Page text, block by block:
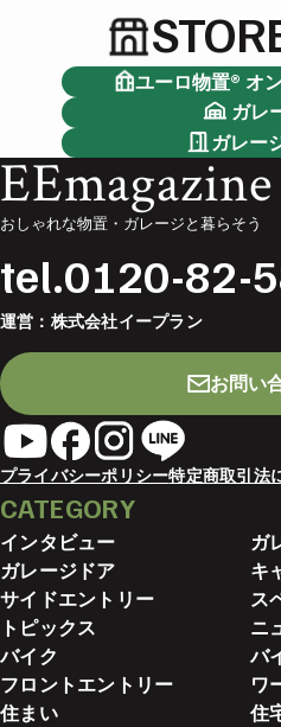
ユーロ物置® オ
ガレ
ガレー
EEmagazine
おしゃれな物置・ガレージと暮らそう
tel.0120-82-
運営： 株式会社イープラン
お問い
プライバシーポリシー特定商取引法
CATEGORY
インタビュー
ガ
ガレージドア
キ
サイドエントリー
ス
トピックス
ニ
バイク
バ
フロントエントリー
ワ
住まい
住